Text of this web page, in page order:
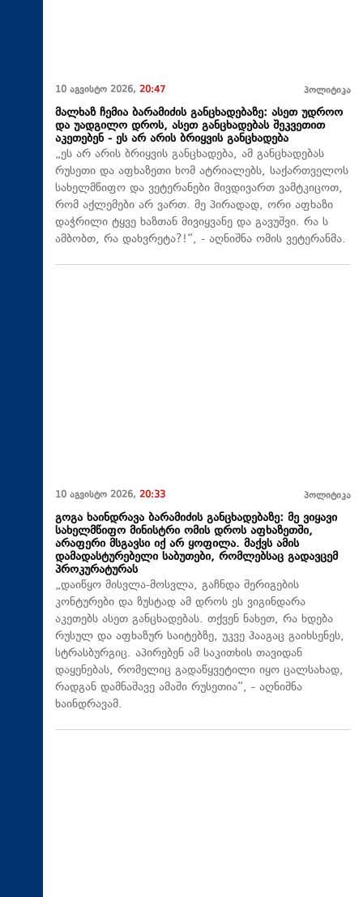
10 აგვისტო 2026, 20:47 პოლიტიკა
მალხაზ ჩემია ბარამიძის განცხადებაზე: ასეთ უდროო
და უადგილო დროს, ასეთ განცხადებას შეკვეთით
აკეთებენ - ეს არ არის ბრიყვის განცხადება
„ეს არ არის ბრიყვის განცხადება, ამ განცხადებას
რუსეთი და აფხაზეთი ხომ ატრიალებს, საქართველოს
სახელმწიფო და ვეტერანები მივდივართ ვამტკიცოთ,
რომ აქლემები არ ვართ. მე პირადად, ორი აფხაზი
დაჭრილი ტყვე ხაზთან მივიყვანე და გავუშვი. რა ს
ამბობთ, რა დახვრეტა?!“, - აღნიშნა ომის ვეტერანმა.
10 აგვისტო 2026, 20:33 პოლიტიკა
გოგა ხაინდრავა ბარამიძის განცხადებაზე: მე ვიყავი
სახელმწიფო მინისტრი ომის დროს აფხაზეთში,
არაფერი მსგავსი იქ არ ყოფილა. მაქვს ამის
დამადასტურებელი საბუთები, რომლებსაც გადავცემ
პროკურატურას
„დაიწყო მისვლა-მოსვლა, გაჩნდა შერიგების
კონტურები და ზუსტად ამ დროს ეს ვიგინდარა
აკეთებს ასეთ განცხადებას. თქვენ ნახეთ, რა ხდება
რუსულ და აფხაზურ საიტებზე, უკვე ჰააგაც გაიხსენეს,
სტრასბურგიც. აპირებენ ამ საკითხის თავიდან
დაყენებას, რომელიც გადაწყვეტილი იყო ცალსახად,
რადგან დამნაშავე ამაში რუსეთია“, - აღნიშნა
ხაინდრავამ.